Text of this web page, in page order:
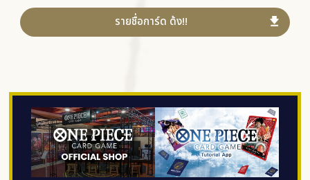
รายชื่อการ์ด ด้ง!!